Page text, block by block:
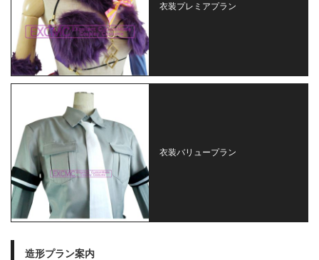
衣装プレミアプラン
衣装バリュープラン
造形プラン案内